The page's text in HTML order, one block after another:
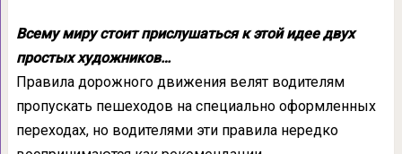
Всему миру стоит прислушаться к этой идее двух
простых художников…
Правила дорожного движения велят водителям
пропускать пешеходов на специально оформленных
переходах, но водителями эти правила нередко